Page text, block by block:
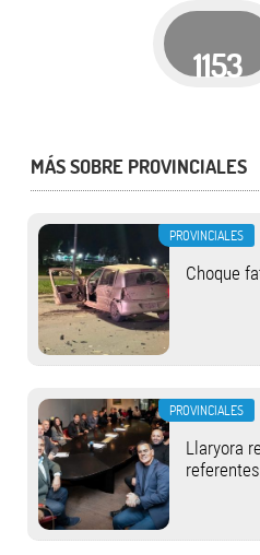
1153
MÁS SOBRE PROVINCIALES
PROVINCIALES
Choque
PROVINCIALES
Llaryora